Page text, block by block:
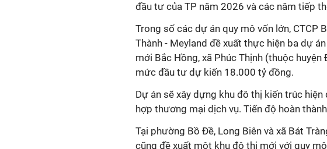
đầu tư của TP năm 2026 và các năm tiếp
Trong số các dự án quy mô vốn lớn, CTCP
Thành - Meyland đề xuất thực hiện ba dự
mới Bắc Hồng, xã Phúc Thịnh (thuộc
mức đầu tư dự kiến 18.000 tỷ đồng.
Dự án sẽ xây dựng khu đô thị kiến trúc
hợp thương mại dịch vụ. Tiến độ hoàn
Tại phường Bồ Đề, Long Biên và xã Bát
cũng đề xuất một khu đô thị mới với quy